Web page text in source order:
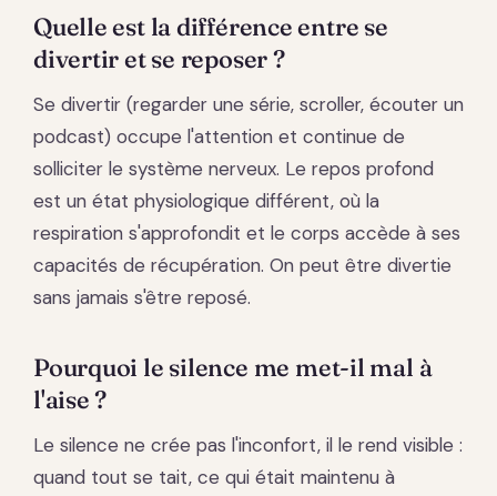
Quelle est la différence entre se
divertir et se reposer ?
Se divertir (regarder une série, scroller, écouter un
podcast) occupe l'attention et continue de
solliciter le système nerveux. Le repos profond
est un état physiologique différent, où la
respiration s'approfondit et le corps accède à ses
capacités de récupération. On peut être divertie
sans jamais s'être reposé.
Pourquoi le silence me met-il mal à
l'aise ?
Le silence ne crée pas l'inconfort, il le rend visible :
quand tout se tait, ce qui était maintenu à